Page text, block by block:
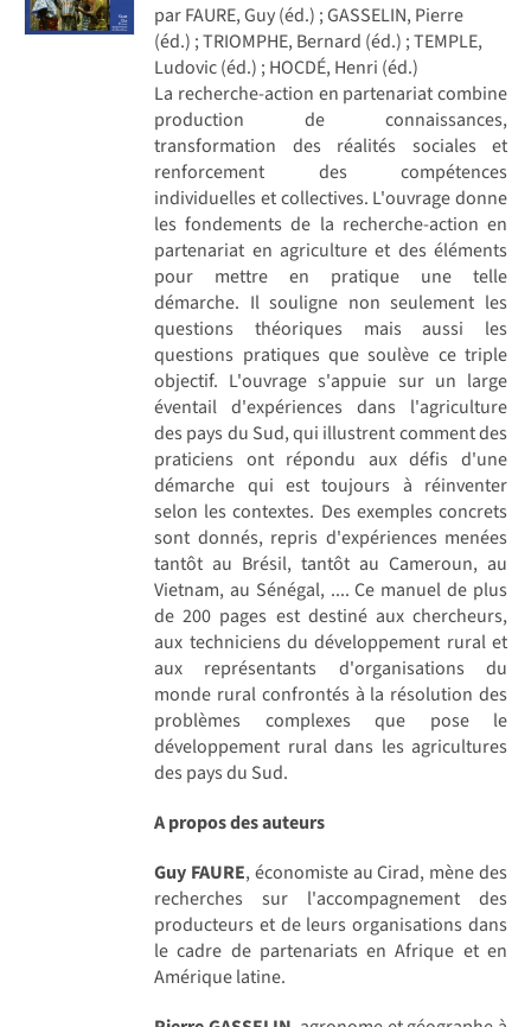
par FAURE, Guy (éd.) ; GASSELIN, Pierre
(éd.) ; TRIOMPHE, Bernard (éd.) ; TEMPLE,
Ludovic (éd.) ; HOCDÉ, Henri (éd.)
La recherche-action en partenariat combine
production de connaissances,
transformation des réalités sociales et
renforcement des compétences
individuelles et collectives. L'ouvrage donne
les fondements de la recherche-action en
partenariat en agriculture et des éléments
pour mettre en pratique une telle
démarche. Il souligne non seulement les
questions théoriques mais aussi les
questions pratiques que soulève ce triple
objectif. L'ouvrage s'appuie sur un large
éventail d'expériences dans l'agriculture
des pays du Sud, qui illustrent comment des
praticiens ont répondu aux défis d'une
démarche qui est toujours à réinventer
selon les contextes. Des exemples concrets
sont donnés, repris d'expériences menées
tantôt au Brésil, tantôt au Cameroun, au
Vietnam, au Sénégal, .... Ce manuel de plus
de 200 pages est destiné aux chercheurs,
aux techniciens du développement rural et
aux représentants d'organisations du
monde rural confrontés à la résolution des
problèmes complexes que pose le
développement rural dans les agricultures
des pays du Sud.
A propos des auteurs
Guy FAURE, économiste au Cirad, mène des
recherches sur l'accompagnement des
producteurs et de leurs organisations dans
le cadre de partenariats en Afrique et en
Amérique latine.